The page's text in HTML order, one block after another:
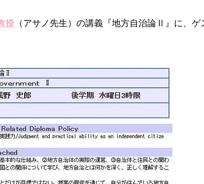
授 （アサノ先生）の講義『地方自治論Ⅱ』に、ゲ